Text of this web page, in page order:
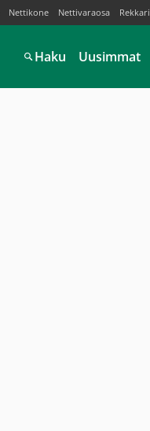
Nettikone Nettivaraosa Rekkari
Haku Uusimmat